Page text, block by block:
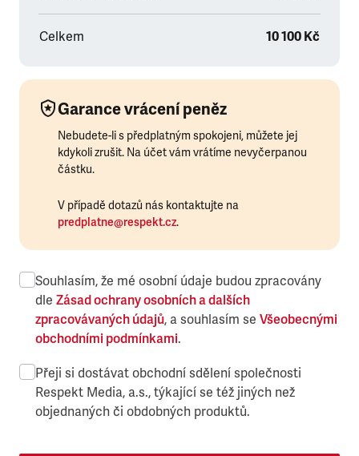
Celkem 10 100 Kč
Garance vrácení peněz
Nebudete-li s předplatným spokojeni, můžete jej
kdykoli zrušit. Na účet vám vrátíme nevyčerpanou
částku.
V případě dotazů nás kontaktujte na
predplatne@respekt.cz.
Souhlasím, že mé osobní údaje budou zpracovány
dle Zásad ochrany osobních a dalších
zpracovávaných údajů, a souhlasím se Všeobecnými
obchodními podmínkami.
Přeji si dostávat obchodní sdělení společnosti
Respekt Media, a.s., týkající se též jiných než
objednaných či obdobných produktů.